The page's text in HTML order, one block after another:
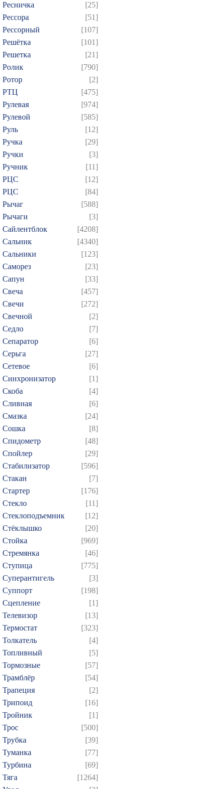
Ресничка
[25]
Рессора
[51]
Рессорный
[107]
Решётка
[101]
Решетка
[21]
Ролик
[790]
Ротор
[2]
РТЦ
[475]
Рулевая
[974]
Рулевой
[585]
Руль
[12]
Ручка
[29]
Ручки
[3]
Ручник
[11]
РЦC
[12]
РЦС
[84]
Рычаг
[588]
Рычаги
[3]
Сайлентблок
[4208]
Сальник
[4340]
Сальники
[123]
Саморез
[23]
Сапун
[33]
Свеча
[457]
Свечи
[272]
Свечной
[2]
Седло
[7]
Сепаратор
[6]
Серьга
[27]
Сетевое
[6]
Синхронизатор
[1]
Скоба
[4]
Сливная
[6]
Смазка
[24]
Сошка
[8]
Спидометр
[48]
Спойлер
[29]
Стабилизатор
[596]
Стакан
[7]
Стартер
[176]
Стекло
[11]
Стеклоподъемник
[12]
Стёклышко
[20]
Стойка
[969]
Стремянка
[46]
Ступица
[775]
Суперантигель
[3]
Суппорт
[198]
Сцепление
[1]
Телевизор
[13]
Термостат
[323]
Толкатель
[4]
Топливный
[5]
Тормозные
[57]
Трамблёр
[54]
Трапеция
[2]
Трипоид
[16]
Тройник
[1]
Трос
[500]
Трубка
[39]
Туманка
[77]
Турбина
[69]
Тяга
[1264]